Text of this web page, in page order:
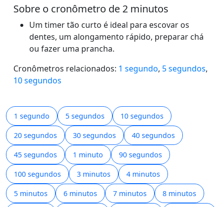
Sobre o cronômetro de 2 minutos
Um timer tão curto é ideal para escovar os
dentes, um alongamento rápido, preparar chá
ou fazer uma prancha.
Cronômetros relacionados: 1 segundo, 5 segundos,
10 segundos
1 segundo 5 segundos 10 segundos
20 segundos 30 segundos 40 segundos
45 segundos 1 minuto 90 segundos
100 segundos 3 minutos 4 minutos
5 minutos 6 minutos 7 minutos 8 minutos